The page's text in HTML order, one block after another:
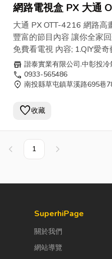
網路電視盒 PX 大通
追劇王 6K 智慧電視
四核心 高畫質影音 低
大通 PX OTT-4216 網路高
豐富的節目內容 讓你全家
免費看電視 內容; 1.QIY愛奇
藝.電影 2.第四台精選主頻.新
全球熱播美劇 4.慈濟.大愛台
5.youtube全球影片 6.USB
鍵.一鍵愛奇藝. **遙控器設
store 諧泰實業有限公司.中彰投
call 0933-565486
location_on 南投縣草屯鎮草溪路695巷
favorite收藏
上一頁 1 下一頁
SuperhiPage
關於我們
網站導覽